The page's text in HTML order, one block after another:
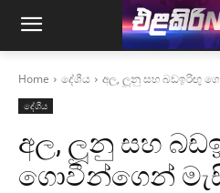
Home දේශීය අල, ලූනු සහ බඩඉරිඟු
දේශීය
අල, ලූනු සහ
ගොවීන්ගෙන්